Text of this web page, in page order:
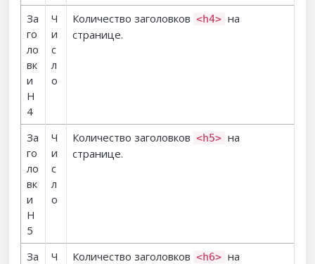
За
го
ло
вк
и
H
4
Ч
и
с
л
о
Количество заголовков <h4> на
странице.
За
го
ло
вк
и
H
5
Ч
и
с
л
о
Количество заголовков <h5> на
странице.
За
Ч
Количество заголовков <h6> на